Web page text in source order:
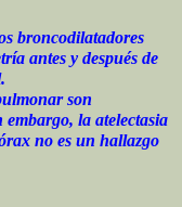
broncodilatadores
antes y después de
son
embargo, la atelectasia
no es un hallazgo